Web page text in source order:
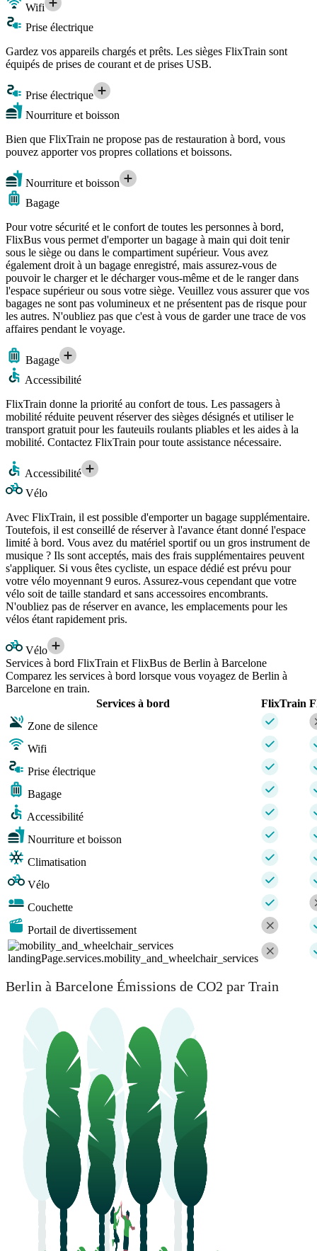
Wifi
Prise électrique
Gardez vos appareils chargés et prêts. Les sièges FlixTrain sont
équipés de prises de courant et de prises USB.
Prise électrique
Nourriture et boisson
Bien que FlixTrain ne propose pas de restauration à bord, vous
pouvez apporter vos propres collations et boissons.
Nourriture et boisson
Bagage
Pour votre sécurité et le confort de toutes les personnes à bord,
FlixBus vous permet d'emporter un bagage à main qui doit tenir
sous le siège ou dans le compartiment supérieur. Vous avez
également droit à un bagage enregistré, mais assurez-vous de
pouvoir le charger et le décharger vous-même et de le ranger dans
l'espace supérieur ou sous votre siège. Veuillez vous assurer que vos
bagages ne sont pas volumineux et ne présentent pas de risque pour
les autres. N'oubliez pas que c'est à vous de garder une trace de vos
affaires pendant le voyage.
Bagage
Accessibilité
FlixTrain donne la priorité au confort de tous. Les passagers à
mobilité réduite peuvent réserver des sièges désignés et utiliser le
transport gratuit pour les fauteuils roulants pliables et les aides à la
mobilité. Contactez FlixTrain pour toute assistance nécessaire.
Accessibilité
Vélo
Avec FlixTrain, il est possible d'emporter un bagage supplémentaire.
Toutefois, il est conseillé de réserver à l'avance étant donné l'espace
limité à bord. Vous avez du matériel sportif ou un gros instrument de
musique ? Ils sont acceptés, mais des frais supplémentaires peuvent
s'appliquer. Si vous êtes cycliste, un espace dédié est prévu pour
votre vélo moyennant 9 euros. Assurez-vous cependant que votre
vélo soit de taille standard et sans accessoires encombrants.
N'oubliez pas de réserver en avance, les emplacements pour les
vélos étant rapidement pris.
Vélo
Services à bord FlixTrain et FlixBus de Berlin à Barcelone
Comparez les services à bord lorsque vous voyagez de Berlin à
Barcelone en train.
Services à bord
FlixTrain
Zone de silence
Wifi
Prise électrique
Bagage
Accessibilité
Nourriture et boisson
Climatisation
Vélo
Couchette
Portail de divertissement
landingPage.services.mobility_and_wheelchair_services
Berlin à Barcelone Émissions de CO2 par Train